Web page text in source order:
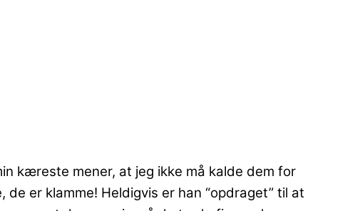
kæreste mener, at jeg ikke må kalde dem for
er klamme! Heldigvis er han “opdraget” til at